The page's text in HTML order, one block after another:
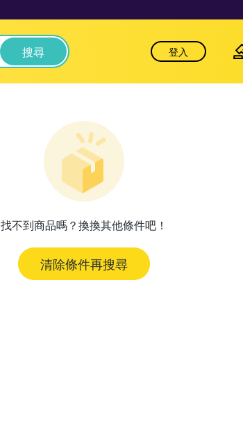
搜尋 登入
找不到商品嗎？換換其他條件吧！
清除條件再搜尋